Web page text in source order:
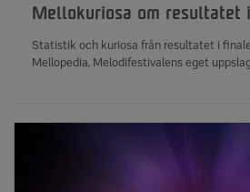
Mellokuriosa om resultatet
Statistik och kuriosa från resultatet i
Mellopedia, Melodifestivalens eget